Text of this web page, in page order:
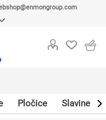
Pločice Slavine